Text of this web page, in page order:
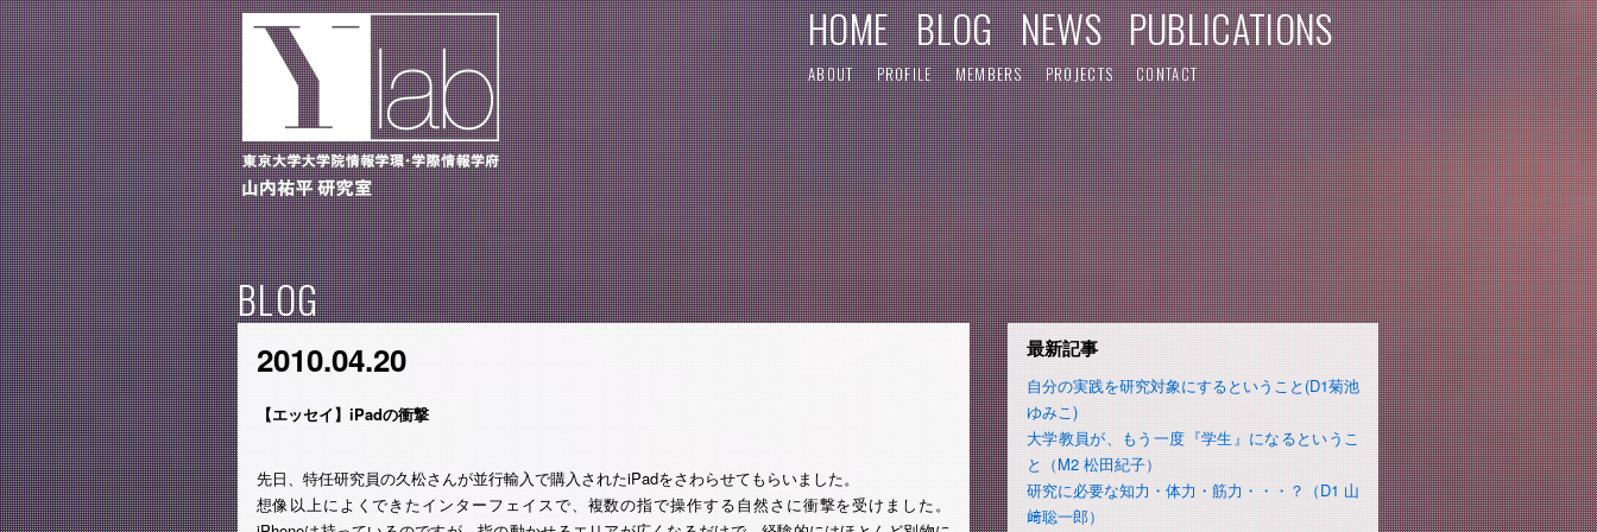
HOME BLOG NEWS PUBLICATIONS
ABOUT PROFILE MEMBERS PROJECTS CONTACT
BLOG
2010.04.20
【エッセイ】iPadの衝撃
先日、特任研究員の久松さんが並行輸入で購入されたiPadをさわらせてもらいました。
想像以上によくできたインターフェイスで、複数の指で操作する自然さに衝撃を受けました。
最新記事
自分の実践を研究対象にするということ(D1菊池
ゆみこ)
大学教員が、もう一度『学生』になるというこ
と（M2 松田紀子）
研究に必要な知力・体力・筋力・・・？（D1 山
﨑聡一郎）